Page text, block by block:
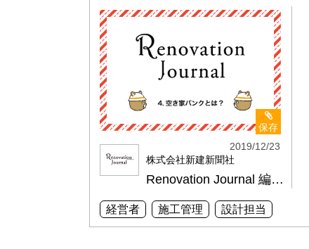
保存
2019/12/23
株式会社新建新聞社
Renovation Journal 編集部
経営者 施工管理 設計担当